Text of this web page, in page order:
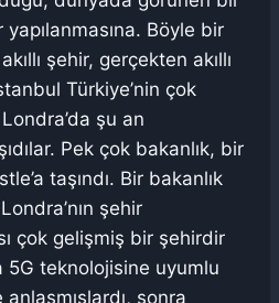
Böyle bir
şehir, gerçekten akıllı
Türkiye’nin çok
şu an
Pek çok bakanlık, bir
taşındı. Bir bakanlık
şehir
çok gelişmiş bir şehirdir
5G teknolojisine uyumlu
sonra